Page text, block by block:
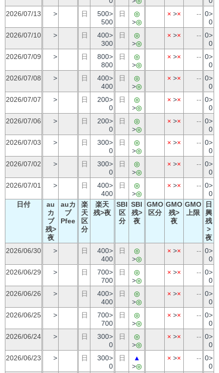
2026/07/13
> 日
500>
500
日
◎
>◎
× >× -- 0>
0
2026/07/10
> 日
400>
300
日
◎
>◎
× >× -- 0>
0
2026/07/09
> 日
800>
800
日
◎
>◎
× >× -- 0>
0
2026/07/08
> 日
400>
400
日
◎
>◎
× >× -- 0>
0
2026/07/07
> 日
200>
0
日
◎
>◎
× >× -- 0>
0
2026/07/06
> 日
200>
0
日
◎
>◎
× >× -- 0>
0
2026/07/03
> 日
300>
0
日
◎
>◎
× >× -- 0>
0
2026/07/02
> 日
300>
0
日
◎
>◎
× >× -- 0>
0
2026/07/01
> 日
400>
400
日
◎
>◎
× >× -- 0>
0
日付
au
カ
ブ
残>
夜
auカ
ブ
Pfee
楽
天
区
分
楽天
残>夜
SBI
区
分
SBI
残>
夜
GMO
区分
GMO
残>
夜
GMO
上限
日
興
残
>
夜
2026/06/30
> 日
400>
400
日
◎
>◎
× >× -- 0>
0
2026/06/29
> 日
700>
700
日
◎
>◎
× >× -- 0>
0
2026/06/26
> 日
400>
400
日
◎
>◎
× >× -- 0>
0
2026/06/25
> 日
700>
700
日
◎
>◎
× >× -- 0>
0
2026/06/24
> 日
300>
0
日
◎
>◎
× >× -- 0>
0
2026/06/23
> 日
300>
0
日
▲
>◎
× >× -- 0>
0